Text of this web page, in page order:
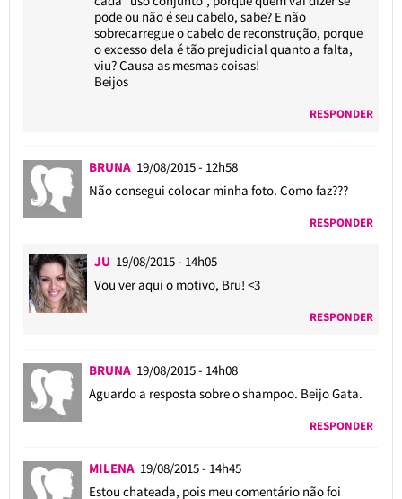
pode ou não é seu cabelo, sabe? E não
sobrecarregue o cabelo de reconstrução, porque
o excesso dela é tão prejudicial quanto a falta,
viu? Causa as mesmas coisas!
Beijos
RESPONDER
BRUNA 19/08/2015 - 12h58
Não consegui colocar minha foto. Como faz???
RESPONDER
JU 19/08/2015 - 14h05
Vou ver aqui o motivo, Bru! <3
RESPONDER
BRUNA 19/08/2015 - 14h08
Aguardo a resposta sobre o shampoo. Beijo Gata.
RESPONDER
MILENA 19/08/2015 - 14h45
Estou chateada, pois meu comentário não foi